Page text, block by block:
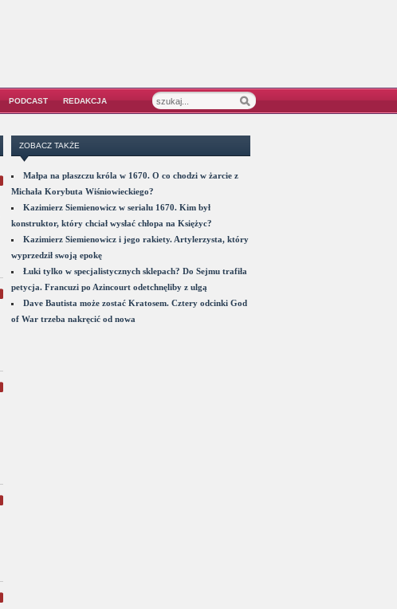
PODCAST REDAKCJA
ZOBACZ TAKŻE
Małpa na płaszczu króla w 1670. O co chodzi w żarcie z
Michała Korybuta Wiśniowieckiego?
Kazimierz Siemienowicz w serialu 1670. Kim był
konstruktor, który chciał wysłać chłopa na Księżyc?
Kazimierz Siemienowicz i jego rakiety. Artylerzysta, który
wyprzedził swoją epokę
Łuki tylko w specjalistycznych sklepach? Do Sejmu trafiła
petycja. Francuzi po Azincourt odetchnęliby z ulgą
Dave Bautista może zostać Kratosem. Cztery odcinki God
of War trzeba nakręcić od nowa